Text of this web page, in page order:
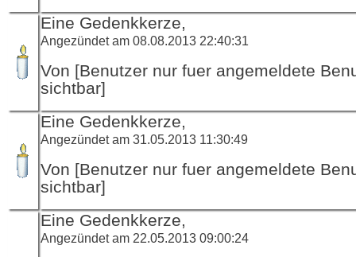
Eine Gedenkkerze,
Angezündet am 08.08.2013 22:40:31
Von [Benutzer nur fuer angemeldete
sichtbar]
Eine Gedenkkerze,
Angezündet am 31.05.2013 11:30:49
Von [Benutzer nur fuer angemeldete
sichtbar]
Eine Gedenkkerze,
Angezündet am 22.05.2013 09:00:24